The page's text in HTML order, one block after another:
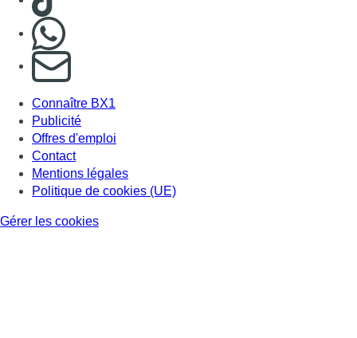
S'abonner à notre newsletter
Connaître BX1
Publicité
Offres d'emploi
Contact
Mentions légales
Politique de cookies (UE)
Gérer les cookies